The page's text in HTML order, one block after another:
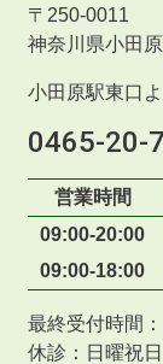
〒 250-0011
神奈川県小田
小田原駅東口
0465-20-
営業時間
09:00-20:00
09:00-18:00
最終受付時間
休診：日曜祝日